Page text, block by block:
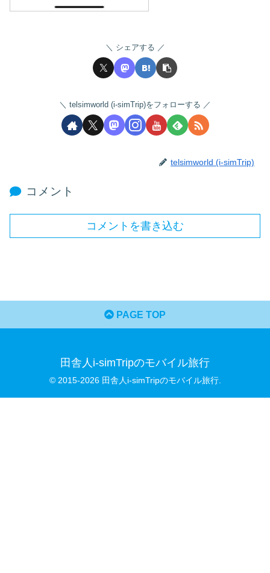
シェアする
telsimworld (i-simTrip)をフォローする
telsimworld (i-simTrip)
コメント
コメントを書き込む
PAGE TOP
田舎人i-simTripのモバイル旅行
© 2015-2026 田舎人i-simTripのモバイル旅行.